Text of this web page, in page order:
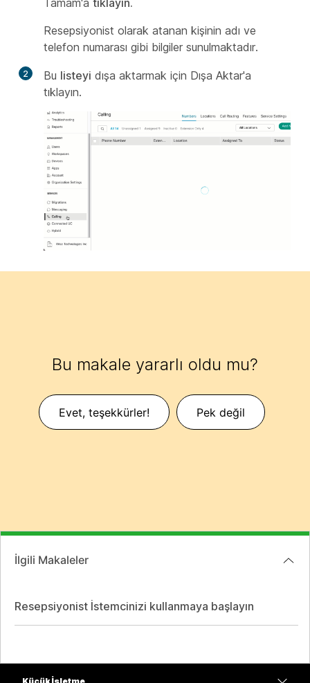
Tamam'a tıklayın.
Resepsiyonist olarak atanan kişinin adı ve
telefon numarası gibi bilgiler sunulmaktadır.
2 Bu listeyi dışa aktarmak için Dışa Aktar'a
tıklayın.
Bu makale yararlı oldu mu?
Evet, teşekkürler! Pek değil
İlgili Makaleler
Resepsiyonist İstemcinizi kullanmaya başlayın
Küçük İşletme